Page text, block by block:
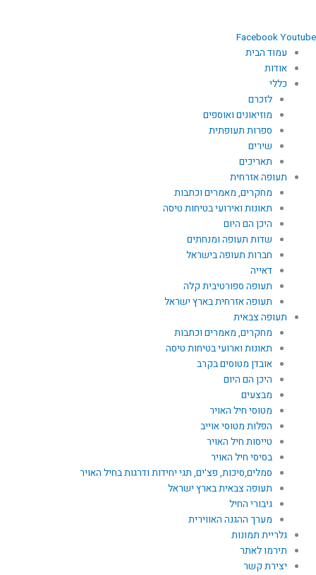
FacebookYoutube
עמוד הבית
אודות
כללי
לזכרם
מוזיאונים ואוספים
ספרות תעופתית
שירים
תאריכים
תעופה אזרחית
מחקרים, מאמרים וכתבות
תאונות ואירועי בטיחות טיסה
היכן הם היום
שדות תעופה ומנחתים
חברות תעופה בישראל
דאייה
תעופה ספורטיבית קלה
תעופה אזרחית בארץ ישראל
תעופה צבאית
מחקרים, מאמרים וכתבות
תאונות וארועי בטיחות טיסה
אובדן מטוסים בקרב
היכן הם היום
מבצעים
מטוסי חיל האויר
הפלות מטוסי אוייב
טייסות חיל האויר
בסיסי חיל האויר
סמלים,סיכות, פצ'ים, תגי יחידות ודרגות בחיל האויר
תעופה צבאית בארץ ישראל
גיבורי החיל
מערך ההגנה האווירית
גלריית תמונות
תירמו לאתר
יצירת קשר